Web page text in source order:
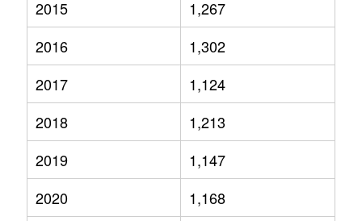
2015
1,267
2016
1,302
2017
1,124
2018
1,213
2019
1,147
2020
1,168